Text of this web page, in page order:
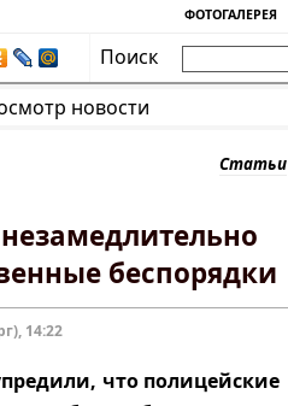
ФОТОГАЛЕРЕЯ
Поиск
новости
Статьи
беспорядки
14:22
что полицейские